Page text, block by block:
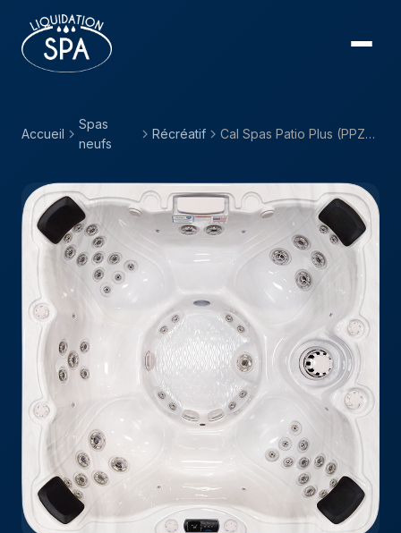
Accueil
Spas
neufs
Récréatif Cal Spas Patio Plus (PPZ) — PPZ-743B